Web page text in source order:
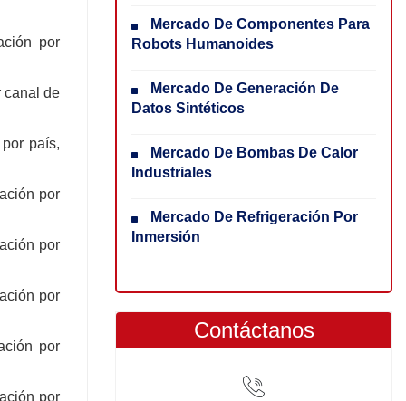
por
canal de
país,
por
por
por
por
por
Mercado De Componentes Para
Robots Humanoides
Mercado De Generación De
Datos Sintéticos
Mercado De Bombas De Calor
Industriales
Mercado De Refrigeración Por
Inmersión
Contáctanos